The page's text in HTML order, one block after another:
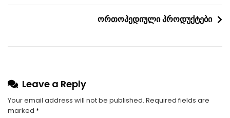
ორთოპედიული პროდუქტები
Leave a Reply
Your email address will not be published. Required fields are
marked *